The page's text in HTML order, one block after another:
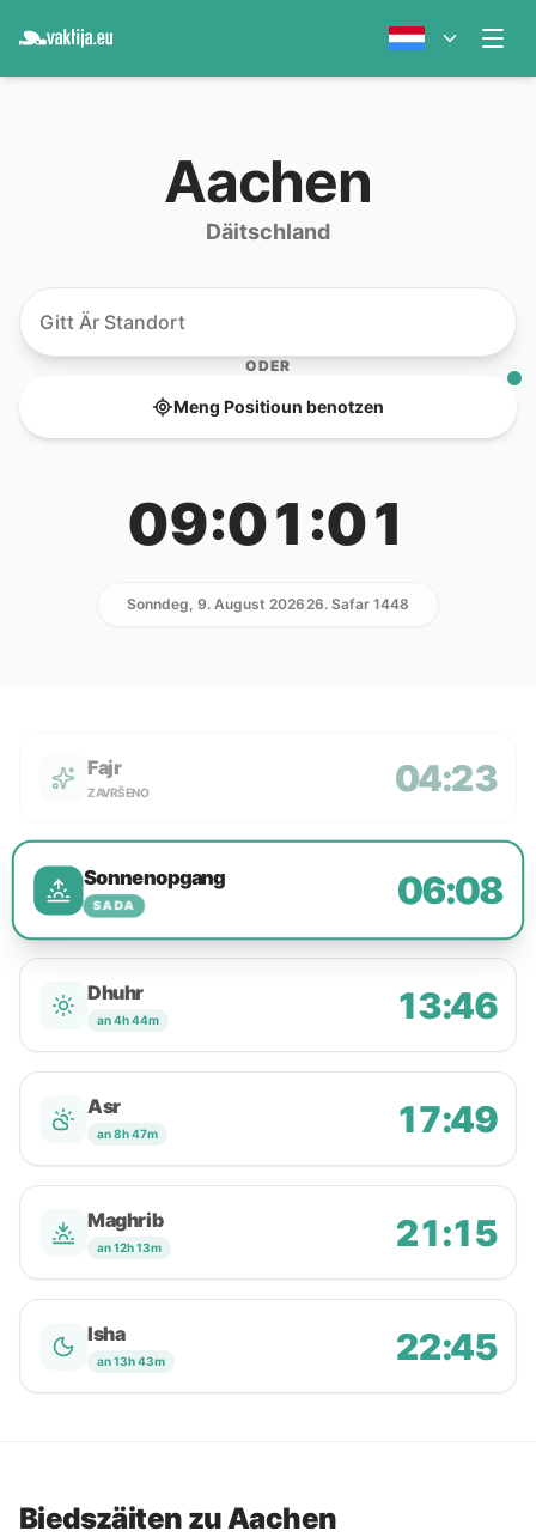
Aachen
Däitschland
ODER
Meng Positioun benotzen
09:01:01
Sonndeg, 9. August 202626. Safar 1448
Fajr
ZAVRŠENO 04:23
Sonnenopgang
SADA 06:08
Dhuhr
an 4h 44m 13:46
Asr
an 8h 47m 17:49
Maghrib
an 12h 13m 21:15
Isha
an 13h 43m 22:45
Biedszäiten zu Aachen